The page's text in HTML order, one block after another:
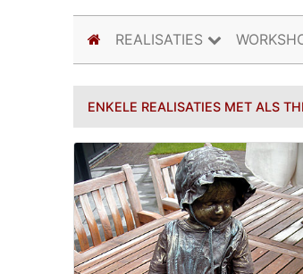
(current)
REALISATIES
ENKELE REALISATIES MET ALS